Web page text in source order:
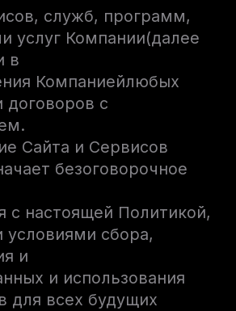
служб, программ,
услуг Компании(далее
в
Компаниейлюбых
договоров с
Сайта и Сервисов
безоговорочное
с настоящей Политикой,
условиями сбора,
и
и использования
для всех будущих